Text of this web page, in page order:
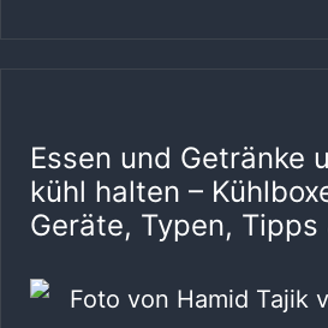
Essen und Getränke
kühl halten –
Geräte, Typen, Tipps